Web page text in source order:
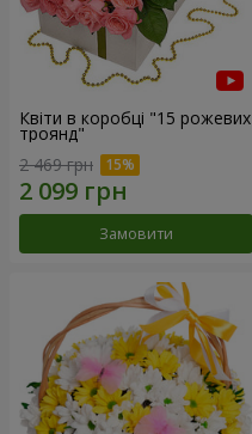
Квіти в коробці "15 рожевих
троянд"
2 469 грн
Замовити